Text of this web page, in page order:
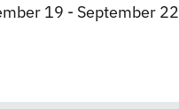
19 - September 22